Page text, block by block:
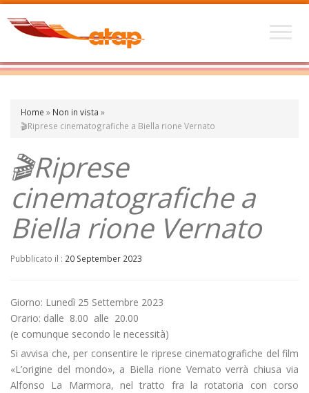
Home » Non in vista »
🎬Riprese cinematografiche a Biella rione Vernato
🎬Riprese
cinematografiche a
Biella rione Vernato
Pubblicato il : 20 September 2023
Giorno: Lunedì 25 Settembre 2023
Orario: dalle 8.00 alle 20.00
(e comunque secondo le necessità)
Si avvisa che, per consentire le riprese cinematografiche del film
«L’origine del mondo», a Biella rione Vernato verrà chiusa via
Alfonso La Marmora, nel tratto fra la rotatoria con corso